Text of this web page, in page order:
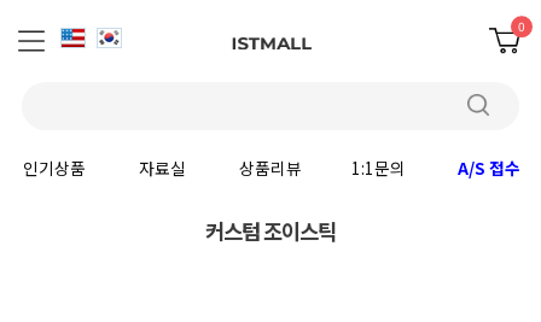
0
인기상품 자료실 상품리뷰 1:1문의 A/S 접수
커스텀 조이스틱